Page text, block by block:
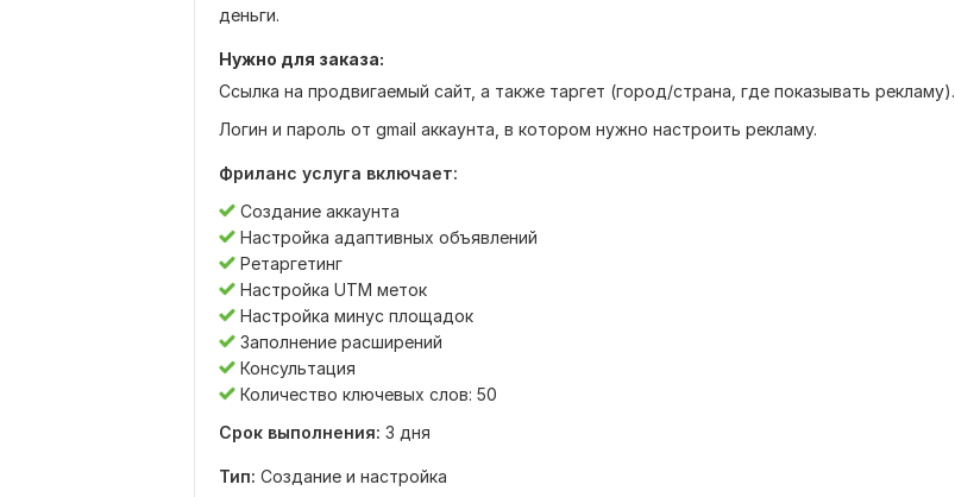
деньги.
Нужно для заказа:
Ссылка на продвигаемый сайт, а также таргет (город/страна, где показывать рекламу).
Логин и пароль от gmail аккаунта, в котором нужно настроить рекламу.
Фриланс услуга включает:
Создание аккаунта
Настройка адаптивных объявлений
Ретаргетинг
Настройка UTM меток
Настройка минус площадок
Заполнение расширений
Консультация
Количество ключевых слов: 50
Срок выполнения: 3 дня
Тип: Создание и настройка